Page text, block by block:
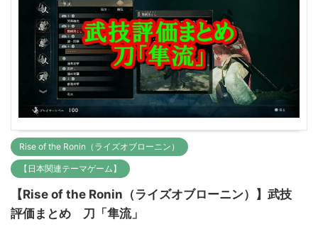
Rise of the Ronin（ライズオブローニン）
【日本関連テーマゲーム】
【Rise of the Ronin（ライズオブローニン）】武技
評価まとめ 刀「隼流」